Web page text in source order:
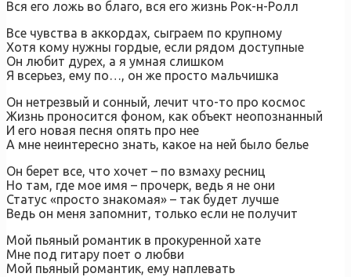
Вся его ложь во благо, вся его жизнь Рок-н-Ролл
Все чувства в аккордах, сыграем по крупному
Хотя кому нужны гордые, если рядом доступные
Он любит дурех, а я умная слишком
Я всерьез, ему по…, он же просто мальчишка
Он нетрезвый и сонный, лечит что-то про космос
Жизнь проносится фоном, как объект неопознанный
И его новая песня опять про нее
А мне неинтересно знать, какое на ней было белье
Он берет все, что хочет – по взмаху ресниц
Но там, где мое имя – прочерк, ведь я не они
Статус «просто знакомая» – так будет лучше
Ведь он меня запомнит, только если не получит
Мой пьяный романтик в прокуренной хате
Мне под гитару поет о любви
Мой пьяный романтик, ему наплевать